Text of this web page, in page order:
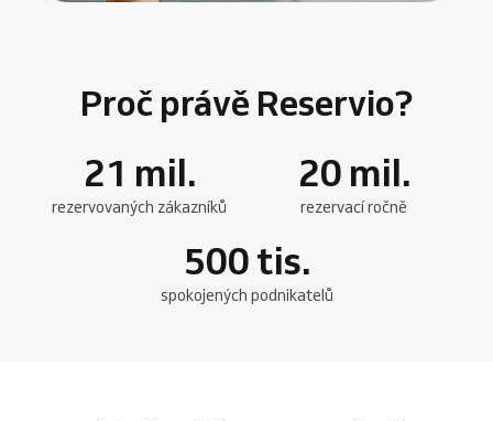
Proč právě Reservio?
21 mil.
rezervovaných zákazníků
20 mil.
rezervací ročně
500tis.
spokojených podnikatelů